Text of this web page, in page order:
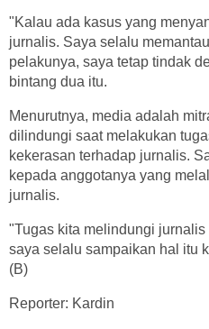
"Kalau ada kasus yang
jurnalis. Saya selalu
pelakunya, saya tetap tindak
bintang dua itu.
Menurutnya, media adalah
dilindungi saat melakukan
kekerasan terhadap jurnalis.
kepada anggotanya yang
jurnalis.
"Tugas kita melindungi
saya selalu sampaikan hal itu
(B)
Reporter: Kardin